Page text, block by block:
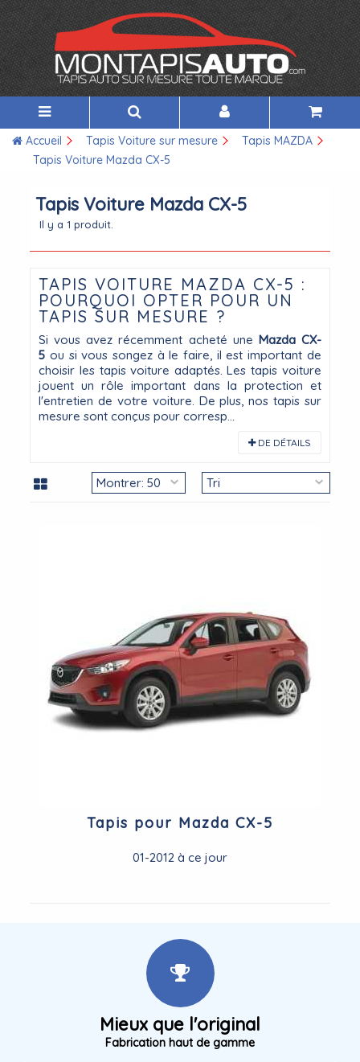
Accueil Tapis Voiture sur mesure
Tapis MAZDA
Tapis Voiture Mazda CX-5
Tapis Voiture Mazda CX-5
Il y a 1 produit.
TAPIS VOITURE MAZDA CX-5 :
POURQUOI OPTER POUR UN
TAPIS SUR MESURE ?
Si vous avez récemment acheté une Mazda CX-
5 ou si vous songez à le faire, il est important de
choisir les tapis voiture adaptés. Les tapis voiture
jouent un rôle important dans la protection et
l'entretien de votre voiture. De plus, nos tapis sur
mesure sont conçus pour corresp...
DE DÉTAILS
Tapis pour Mazda CX-5
01-2012 à ce jour
Mieux que l'original
Fabrication haut de gamme